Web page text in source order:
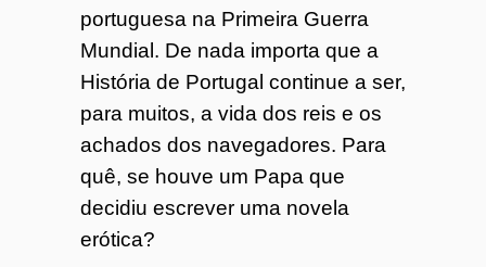
portuguesa na Primeira Guerra
Mundial. De nada importa que a
História de Portugal continue a ser,
para muitos, a vida dos reis e os
achados dos navegadores. Para
quê, se houve um Papa que
decidiu escrever uma novela
erótica?